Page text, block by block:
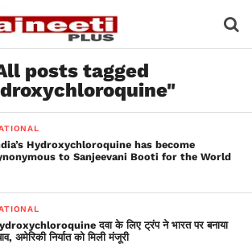
posts tagged
Hydroxychloroquine has become
to Sanjeevani Booti for the World
दवा के लिए ट्रंप ने भारत पर बनाया
अमेरिकी निर्यात को मिली मंजूरी